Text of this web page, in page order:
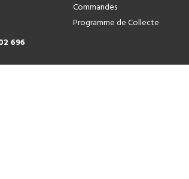
696
Commandes
Programme de Collecte